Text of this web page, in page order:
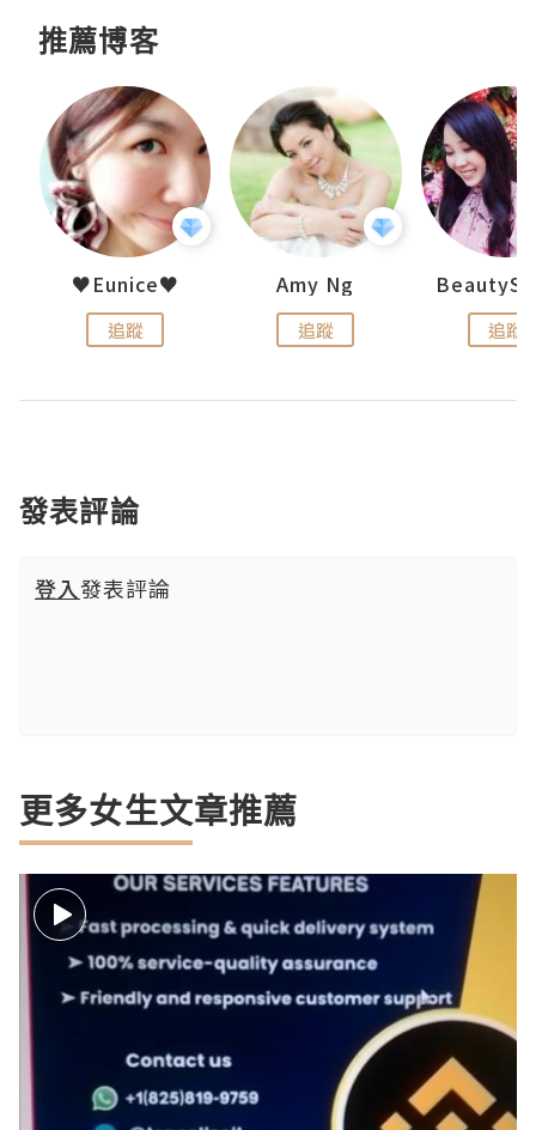
推薦博客
♥Eunice♥
追蹤
Amy Ng
追蹤 追蹤
發表評論
登入發表評論
更多女生文章推薦